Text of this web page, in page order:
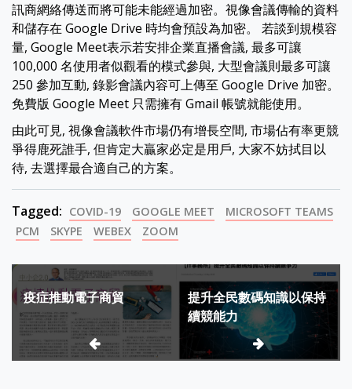
訊商網絡傳送而將可能未能經過加密。視像會議傳輸的資料
和儲存在 Google Drive 時均會預設為加密。 若談到規模容
量, Google Meet表示若安排企業直播會議, 最多可讓
100,000 名使用者似觀看的模式參與, 大型會議則最多可讓
250 參加互動, 錄影會議內容可上傳至 Google Drive 加密。
免費版 Google Meet 只需擁有 Gmail 帳號就能使用。
由此可見, 視像會議軟件市場仍有增長空間, 市場佔有率更競
爭得鹿死誰手, 但肯定大贏家必定是用戶, 大家不妨拭目以
待, 去選擇最合適自己的方案。
Tagged: COVID-19 GOOGLE MEET
MICROSOFT TEAMS
PCM
SKYPE WEBEX ZOOM
Post
navigation
疫症推動電子商貿
提升全民數碼知識以保持
續競能力